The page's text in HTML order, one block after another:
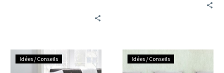
parcours du combattant.
Les
différentes
Idées / Conseils
Pourquoi
Idées / Conseils